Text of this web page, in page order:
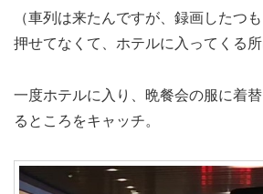
（車列は来たんですが、録画したつ
押せてなくて、ホテルに入ってくる
一度ホテルに入り、晩餐会の服に着
るところをキャッチ。